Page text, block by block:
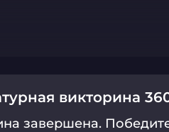
викторина
завершена.